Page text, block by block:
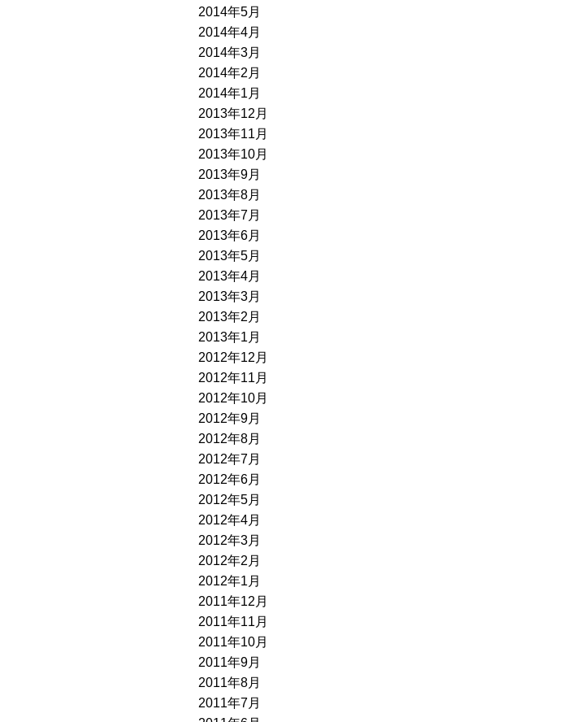
2014年5月
2014年4月
2014年3月
2014年2月
2014年1月
2013年12月
2013年11月
2013年10月
2013年9月
2013年8月
2013年7月
2013年6月
2013年5月
2013年4月
2013年3月
2013年2月
2013年1月
2012年12月
2012年11月
2012年10月
2012年9月
2012年8月
2012年7月
2012年6月
2012年5月
2012年4月
2012年3月
2012年2月
2012年1月
2011年12月
2011年11月
2011年10月
2011年9月
2011年8月
2011年7月